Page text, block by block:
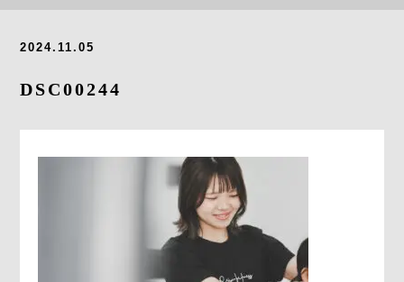
2024.11.05
DSC00244
058-338-3504